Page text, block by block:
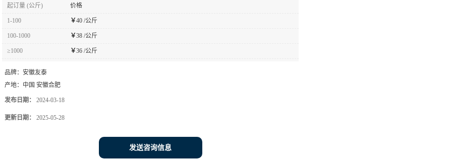
起订量 (公斤) 价格
1-100 ￥40 /公斤
100-1000 ￥38 /公斤
≥1000 ￥36 /公斤
品牌： 安徽友泰
产地： 中国 安徽合肥
发布日期： 2024-03-18
更新日期： 2025-05-28
发送咨询信息